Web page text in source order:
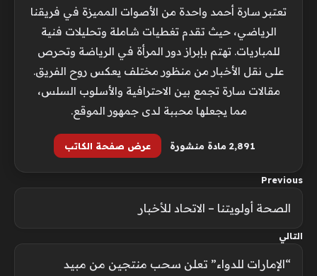
تعتبر سارة أحمد واحدة من الأصوات المميزة في فريقنا
الرياضي، حيث تقدم تغطيات شاملة وتحليلات فنية
للمباريات. تهتم بإبراز دور المرأة في الرياضة وتحرص
على نقل الأخبار من منظور مختلف يعكس روح الفريق.
مقالات سارة تجمع بين الاحترافية والأسلوب السلس،
مما يجعلها محببة لدى جمهور الموقع.
2٬891 مادة منشورة عرض صفحة الكاتب
Previous
الصحة أولويتنا – الاتحاد للأخبار
التالي
“الإمارات للدواء” تعلن سحب منتجين من مبيد